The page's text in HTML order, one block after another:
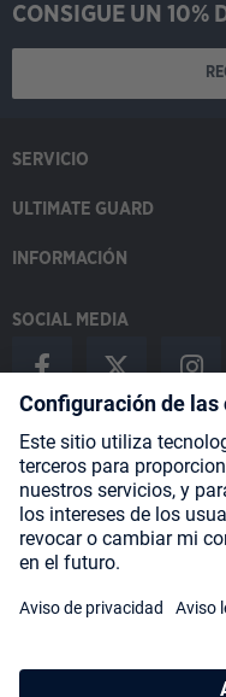
CONSIGUE UN 10%
SERVICIO
ULTIMATE GUARD
INFORMACIÓN
SOCIAL MEDIA
Payment Methods
Shipping